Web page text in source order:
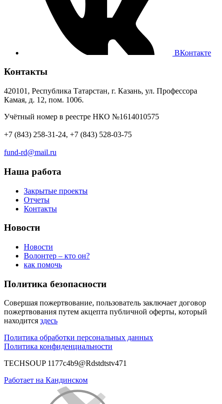
ВКонтакте
Контакты
420101, Республика Татарстан, г. Казань, ул. Профессора
Камая, д. 12, пом. 1006.
Учётный номер в реестре НКО №1614010575
+7 (843) 258-31-24, +7 (843) 528-03-75
fund-rd@mail.ru
Наша работа
Закрытые проекты
Отчеты
Контакты
Новости
Новости
Волонтер – кто он?
как помочь
Политика безопасности
Совершая пожертвование, пользователь заключает договор
пожертвования путем акцепта публичной оферты, который
находится здесь
Политика обработки персональных данных
Политика конфиденциальности
TECHSOUP 1177c4b9@Rdstdtstv471
Работает на Кандинском